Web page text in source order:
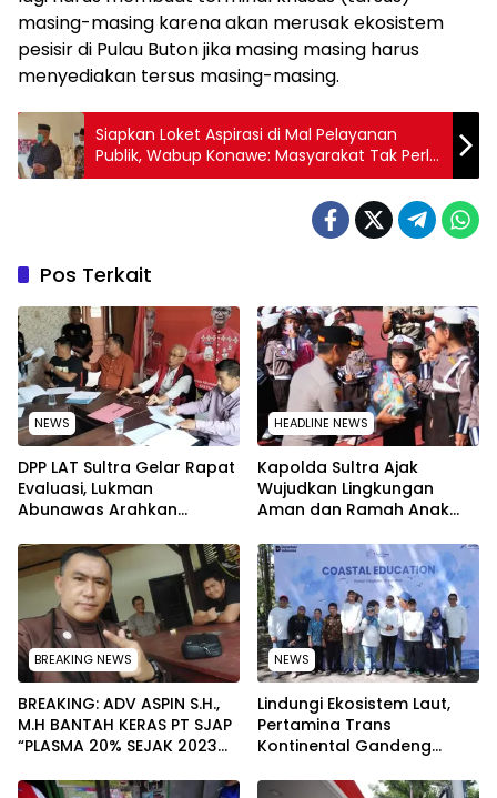
masing-masing karena akan merusak ekosistem
pesisir di Pulau Buton jika masing masing harus
menyediakan tersus masing-masing.
Siapkan Loket Aspirasi di Mal Pelayanan
Publik, Wabup Konawe: Masyarakat Tak Perlu
Lagi Demo
Pos Terkait
NEWS
‎DPP LAT Sultra Gelar Rapat
Evaluasi, Lukman
Abunawas Arahkan
Secara Rutin dan
Menyeluruh
HEADLINE NEWS
Kapolda Sultra Ajak
Wujudkan Lingkungan
Aman dan Ramah Anak
Nasional 2026
BREAKING NEWS
BREAKING: ADV ASPIN S.H.,
M.H BANTAH KERAS PT SJAP
“PLASMA 20% SEJAK 2023
WARGA WAWOONE!
NEWS
Lindungi Ekosistem Laut,
Pertamina Trans
Kontinental Gandeng
Kebersihan Pantai di